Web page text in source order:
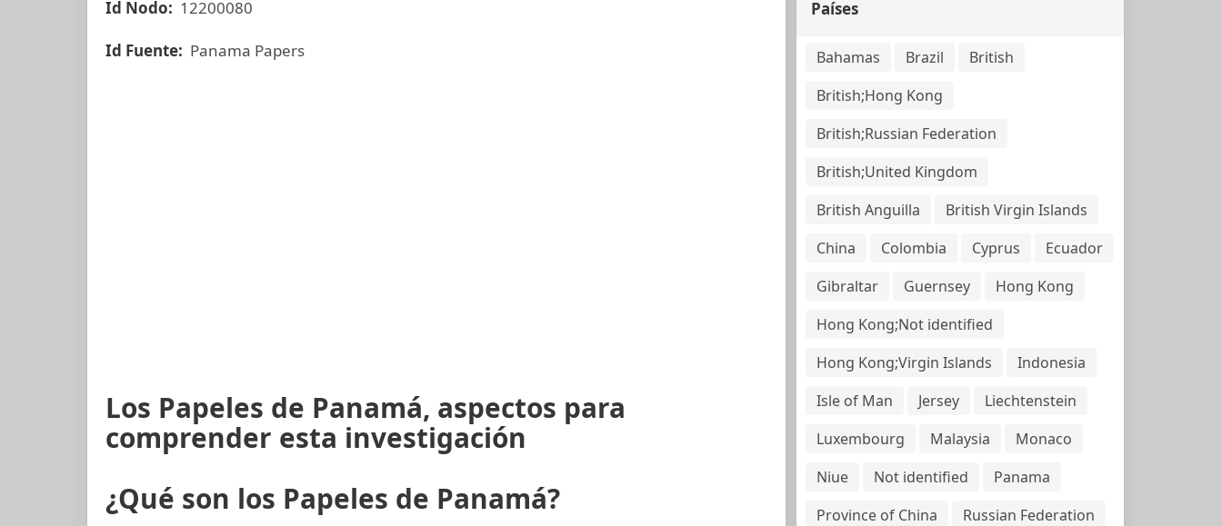
Id Nodo: 12200080
Id Fuente: Panama Papers
Los Papeles de Panamá, aspectos para
comprender esta investigación
¿Qué son los Papeles de Panamá?
Países
Bahamas Brazil
British
British;Hong Kong
British;Russian Federation
British;United Kingdom
British Anguilla
British Virgin Islands
China
Colombia Cyprus
Ecuador
Gibraltar
Guernsey
Hong Kong
Hong Kong;Not identified
Hong Kong;Virgin Islands
Indonesia
Isle of Man
Jersey
Liechtenstein
Luxembourg
Malaysia
Monaco
Niue
Not identified
Panama
Province of China
Russian Federation